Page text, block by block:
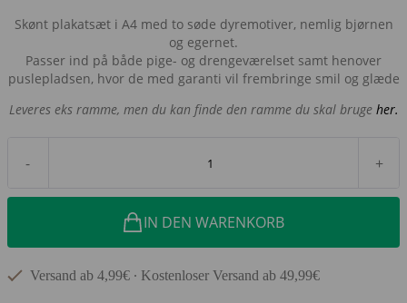
Skønt plakatsæt i A4 med to søde dyremotiver, nemlig bjørnen
og egernet.
Passer ind på både pige- og drengeværelset samt henover
puslepladsen, hvor de med garanti vil frembringe smil og glæde
Leveres eks ramme, men du kan finde den ramme du skal bruge her.
- +
IN DEN WARENKORB
Versand ab 4,99€ ∙ Kostenloser Versand ab 49,99€